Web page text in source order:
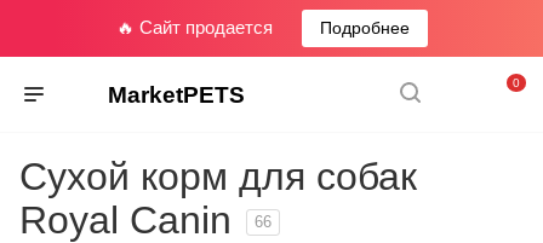
🔥 Сайт продается Подробнее
MarketPETS 0
Сухой корм для собак
Royal Canin
66